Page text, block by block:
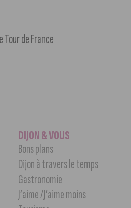
de France
DIJON & VOUS
Bons plans
Dijon à travers le temps
Gastronomie
J’aime /J’aime moins